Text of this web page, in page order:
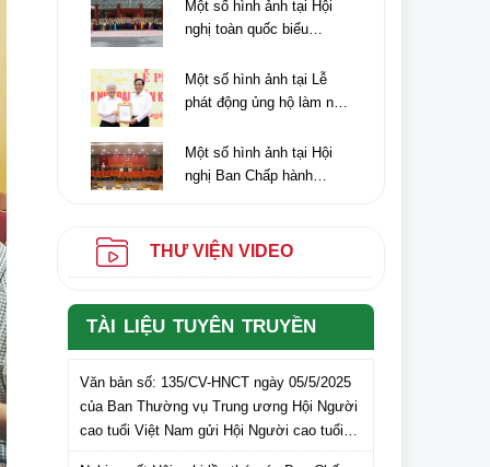
6/6/2024).
ương Hội NCT Việt Nam
Một số hình ảnh tại Hội
nghị toàn quốc biểu
làm kinh tế giỏi lần thứ
IV, giai đoạn 2018 - 2023
Một số hình ảnh tại Lễ
phát động ủng hộ làm nhà
nghèo của tỉnh Điện Biên,
nhân dịp kỉ niệm 70 năm
07/5/2024)
Một số hình ảnh tại Hội
nghị Ban Chấp hành
nhiệm kỳ 2021-2026
THƯ VIỆN VIDEO
TÀI LIỆU TUYÊN TRUYỀN
của Ban Thường vụ Trung ương Hội Người
cao tuổi Việt Nam gửi Hội Người cao tuổi
các tỉnh, thành phố lấy ý kiến cán bộ, hội